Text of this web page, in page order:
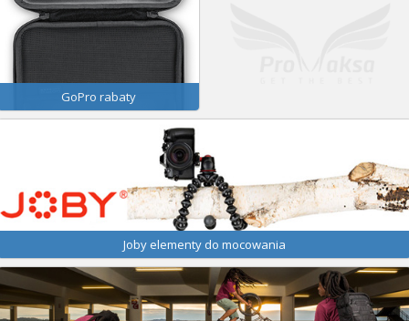
GoPro rabaty
Joby elementy do mocowania